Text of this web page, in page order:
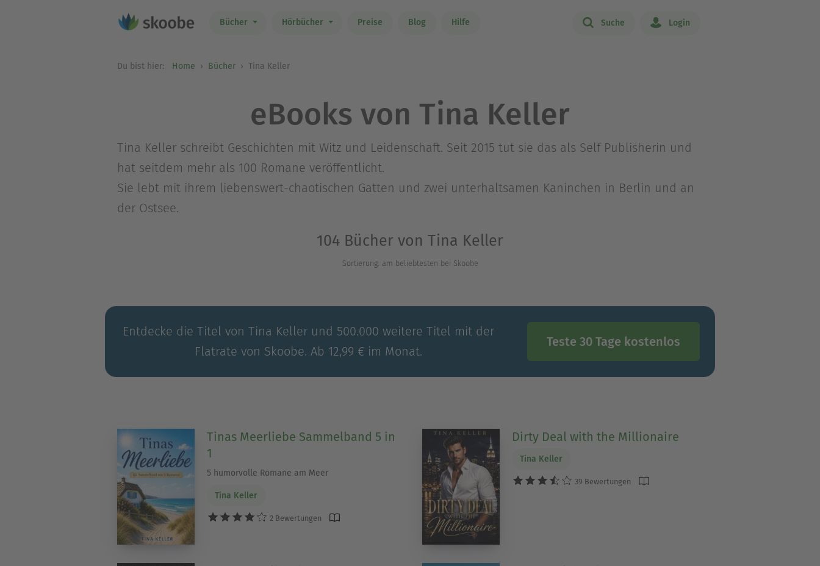
Bücher Hörbücher Preise Blog Hilfe Suche Login
Du bist hier: Home Bücher Tina Keller
eBooks von Tina Keller
Tina Keller schreibt Geschichten mit Witz und Leidenschaft. Seit 2015 tut sie das als Self Publisherin und
hat seitdem mehr als 100 Romane veröffentlicht.
Sie lebt mit ihrem liebenswert-chaotischen Gatten und zwei unterhaltsamen Kaninchen in Berlin und an
der Ostsee.
104 Bücher von Tina Keller
Sortierung: am beliebtesten bei Skoobe
Entdecke die Titel von Tina Keller und 500.000 weitere Titel mit der
Flatrate von Skoobe. Ab 12,99 € im Monat.
Teste 30 Tage kostenlos
Tinas Meerliebe Sammelband 5 in
1
5 humorvolle Romane am Meer
Tina Keller
2 Bewertungen
Dirty Deal with the Millionaire
Tina Keller
39 Bewertungen